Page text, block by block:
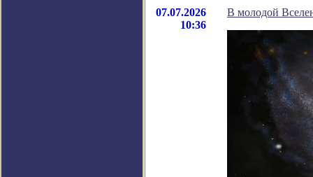
07.07.2026
10:36
В молодой